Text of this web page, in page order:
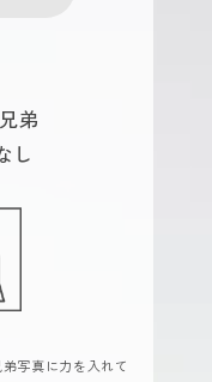
弟
し
写真に力を入れて